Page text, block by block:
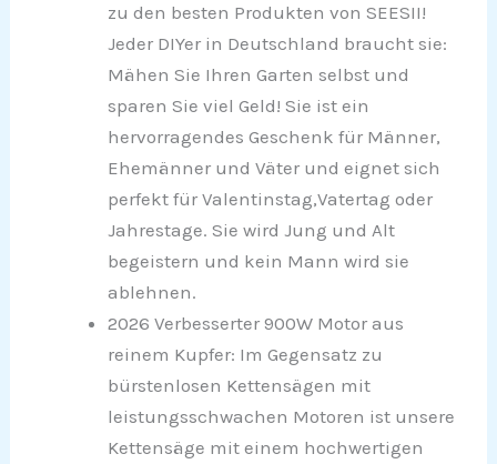
zu den besten Produkten von SEESII!
Jeder DIYer in Deutschland braucht sie:
Mähen Sie Ihren Garten selbst und
sparen Sie viel Geld! Sie ist ein
hervorragendes Geschenk für Männer,
Ehemänner und Väter und eignet sich
perfekt für Valentinstag,Vatertag oder
Jahrestage. Sie wird Jung und Alt
begeistern und kein Mann wird sie
ablehnen.
2026 Verbesserter 900W Motor aus
reinem Kupfer: Im Gegensatz zu
bürstenlosen Kettensägen mit
leistungsschwachen Motoren ist unsere
Kettensäge mit einem hochwertigen